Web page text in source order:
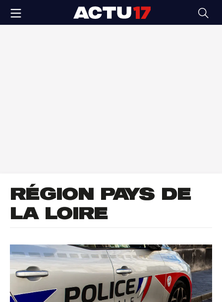
RÉGION PAYS DE
LA LOIRE